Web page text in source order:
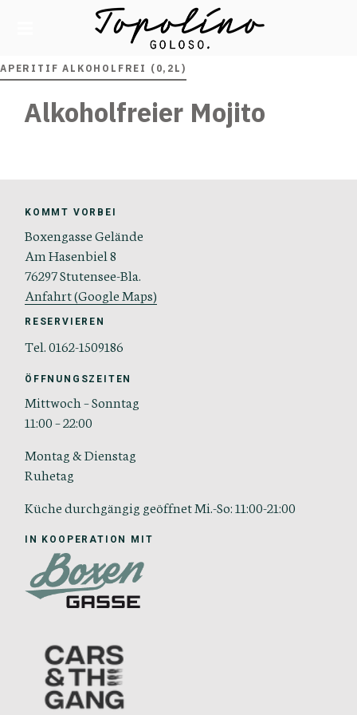
TOPOLINO GOLOSO
APERITIF ALKOHOLFREI (0,2L)
Alkoholfreier Mojito
KOMMT VORBEI
Boxengasse Gelände
Am Hasenbiel 8
76297 Stutensee-Bla.
Anfahrt (Google Maps)
RESERVIEREN
Tel. 0162-1509186
ÖFFNUNGSZEITEN
Mittwoch – Sonntag
11:00 – 22:00
Montag & Dienstag
Ruhetag
Küche durchgängig geöffnet Mi.-So: 11:00-21:00
IN KOOPERATION MIT